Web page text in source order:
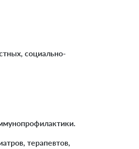
социально-
терапевтов,